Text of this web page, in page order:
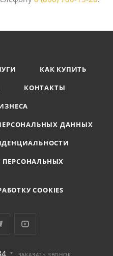
КАК КУПИТЬ
КОНТАКТЫ
ДАННЫХ
ПЕРСОНАЛЬНЫХ
COOKIES
ЗАКАЗАТЬ ЗВОНОК